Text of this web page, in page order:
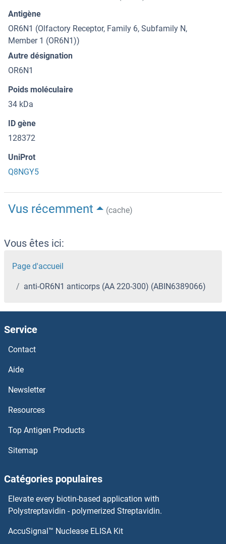
Antigène
OR6N1 (Olfactory Receptor, Family 6, Subfamily N,
Member 1 (OR6N1))
Autre désignation
OR6N1
Poids moléculaire
34 kDa
ID gène
128372
UniProt
Q8NGY5
Vus récemment (cache)
Vous êtes ici:
Page d'accueil
anti-OR6N1 anticorps (AA 220-300) (ABIN6389066)
Service
Contact
Aide
Newsletter
Resources
Top Antigen Products
Sitemap
Catégories populaires
Elevate every biotin-based application with
Polystreptavidin - polymerized Streptavidin.
AccuSignal™ Nuclease ELISA Kit